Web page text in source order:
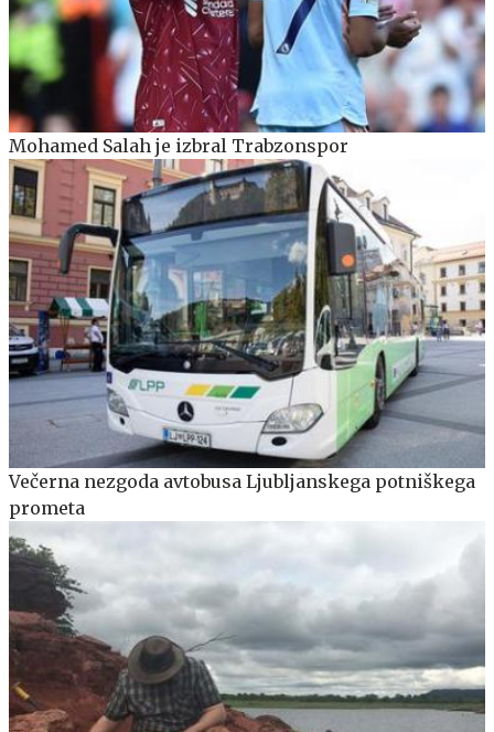
Mohamed Salah je izbral Trabzonspor
Večerna nezgoda avtobusa Ljubljanskega potniškega
prometa